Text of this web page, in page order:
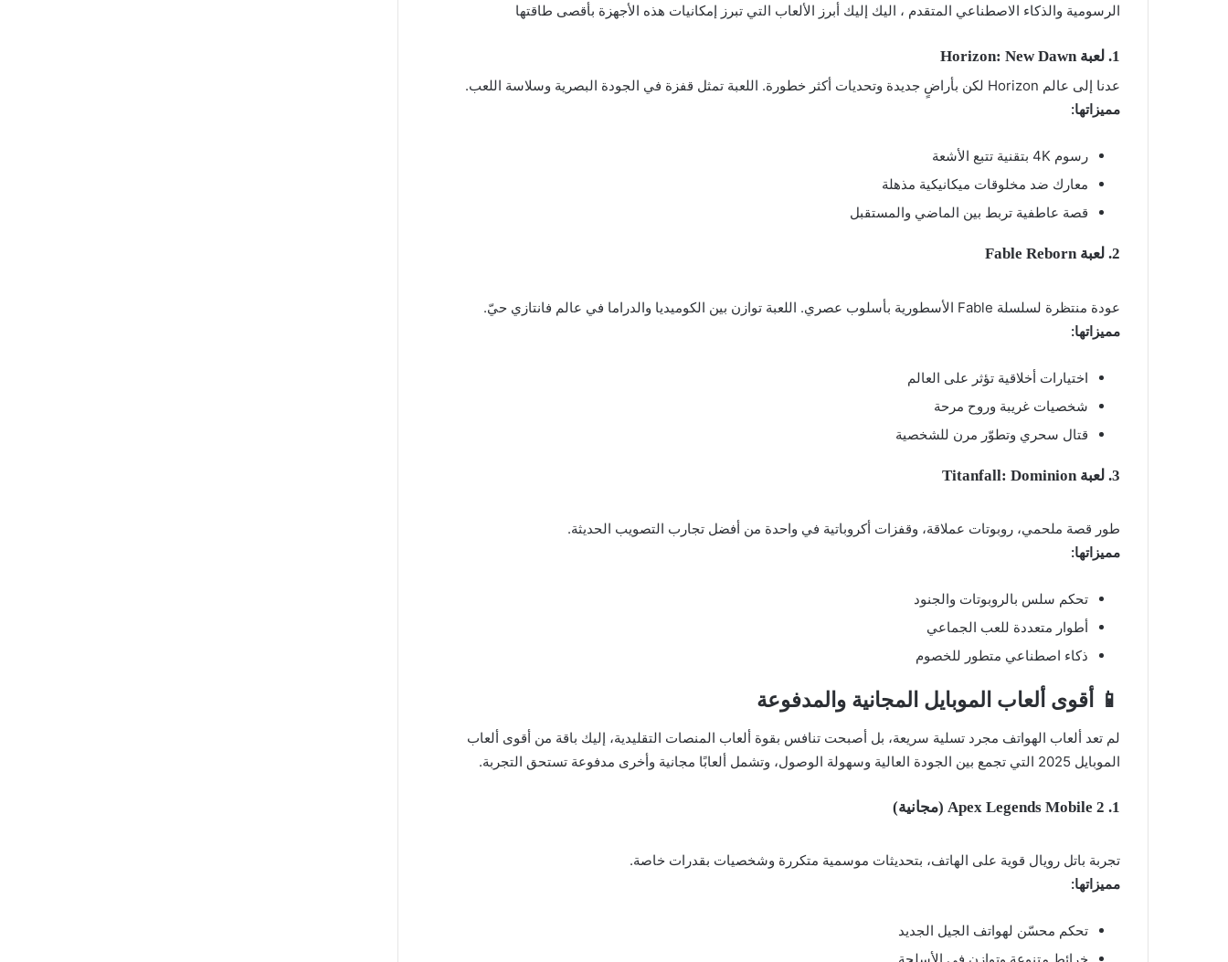
الرسومية والذكاء الاصطناعي المتقدم ، اليك إليك أبرز الألعاب التي تبرز إمكانيات هذه الأجهزة بأقصى طاقتها
1. لعبة Horizon: New Dawn
عدنا إلى عالم Horizon لكن بأراضٍ جديدة وتحديات أكثر خطورة. اللعبة تمثل قفزة في الجودة البصرية وسلاسة اللعب.
مميزاتها:
رسوم 4K بتقنية تتبع الأشعة
معارك ضد مخلوقات ميكانيكية مذهلة
قصة عاطفية تربط بين الماضي والمستقبل
2. لعبة Fable Reborn
عودة منتظرة لسلسلة Fable الأسطورية بأسلوب عصري. اللعبة توازن بين الكوميديا والدراما في عالم فانتازي حيّ.
مميزاتها:
اختيارات أخلاقية تؤثر على العالم
شخصيات غريبة وروح مرحة
قتال سحري وتطوّر مرن للشخصية
3. لعبة Titanfall: Dominion
طور قصة ملحمي، روبوتات عملاقة، وقفزات أكروباتية في واحدة من أفضل تجارب التصويب الحديثة.
مميزاتها:
تحكم سلس بالروبوتات والجنود
أطوار متعددة للعب الجماعي
ذكاء اصطناعي متطور للخصوم
📱 أقوى ألعاب الموبايل المجانية والمدفوعة
لم تعد ألعاب الهواتف مجرد تسلية سريعة، بل أصبحت تنافس بقوة ألعاب المنصات التقليدية، إليك باقة من أقوى ألعاب
الموبايل 2025 التي تجمع بين الجودة العالية وسهولة الوصول، وتشمل ألعابًا مجانية وأخرى مدفوعة تستحق التجربة.
1. Apex Legends Mobile 2 (مجانية)
تجربة باتل رويال قوية على الهاتف، بتحديثات موسمية متكررة وشخصيات بقدرات خاصة.
مميزاتها:
تحكم محسّن لهواتف الجيل الجديد